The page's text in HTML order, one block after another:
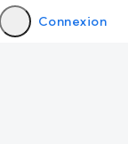
Connexion